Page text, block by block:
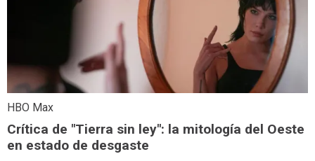
HBO Max
Crítica de "Tierra sin ley": la mitología del Oeste
en estado de desgaste